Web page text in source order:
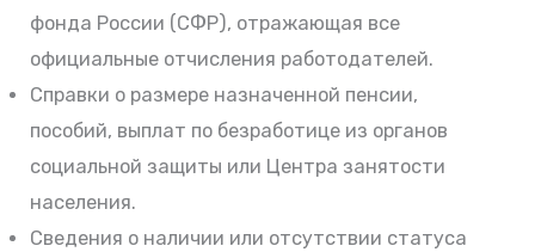
фонда России (СФР), отражающая все
официальные отчисления работодателей.
Справки о размере назначенной пенсии,
пособий, выплат по безработице из органов
социальной защиты или Центра занятости
населения.
Сведения о наличии или отсутствии статуса